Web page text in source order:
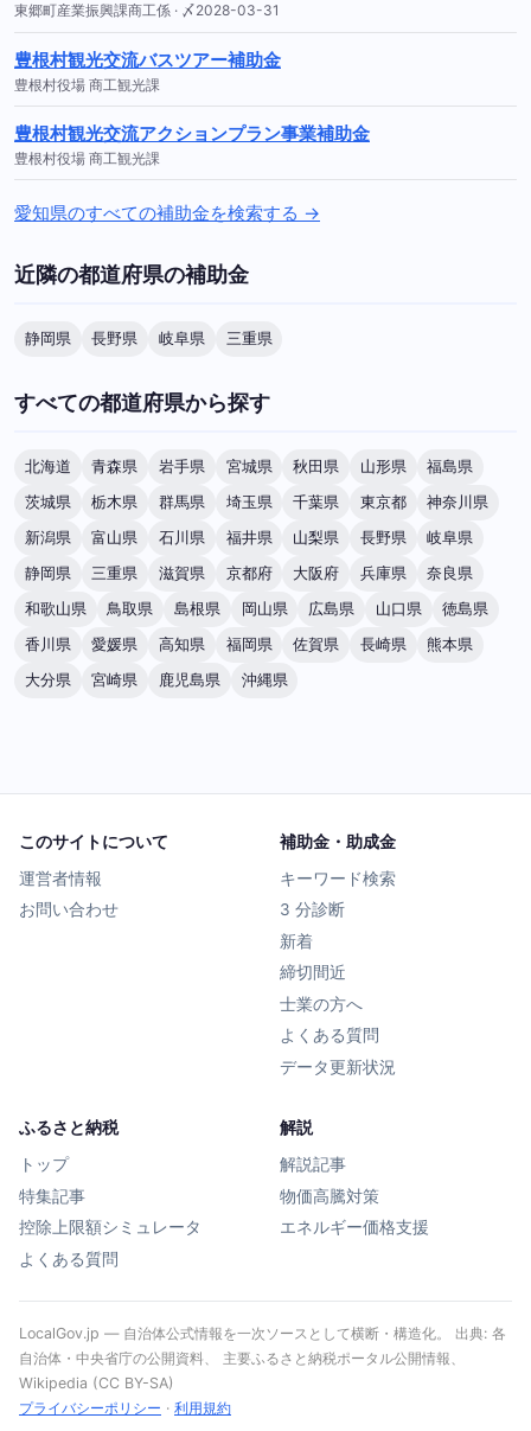
東郷町産業振興課商工係 · 〆2028-03-31
豊根村観光交流バスツアー補助金
豊根村役場 商工観光課
豊根村観光交流アクションプラン事業補助金
豊根村役場 商工観光課
愛知県のすべての補助金を検索する →
近隣の都道府県の補助金
静岡県 長野県 岐阜県 三重県
すべての都道府県から探す
北海道 青森県 岩手県 宮城県 秋田県 山形県
福島県
茨城県
栃木県 群馬県 埼玉県 千葉県 東京都
神奈川県
新潟県
富山県 石川県 福井県 山梨県 長野県
岐阜県
静岡県
三重県 滋賀県 京都府 大阪府 兵庫県
奈良県
和歌山県
鳥取県 島根県 岡山県 広島県 山口県
徳島県
香川県
愛媛県 高知県 福岡県 佐賀県 長崎県
熊本県
大分県
宮崎県 鹿児島県 沖縄県
このサイトについて
運営者情報
お問い合わせ
補助金・助成金
キーワード検索
3 分診断
新着
締切間近
士業の方へ
よくある質問
データ更新状況
ふるさと納税
トップ
特集記事
控除上限額シミュレータ
よくある質問
解説
解説記事
物価高騰対策
エネルギー価格支援
LocalGov.jp — 自治体公式情報を一次ソースとして横断・構造化。 出典: 各
自治体・中央省庁の公開資料、 主要ふるさと納税ポータル公開情報、
Wikipedia (CC BY-SA)
プライバシーポリシー · 利用規約